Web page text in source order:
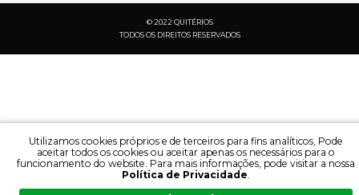
© 2022 QUITÉRIOS
TODOS OS DIREITOS RESERVADOS
PESQUISA:
IDIOMA:
Utilizamos cookies próprios e de terceiros para fins analíticos, Pode
aceitar todos os cookies ou aceitar apenas os necessários para o
funcionamento do website. Para mais informações, pode visitar a nossa
Política de Privacidade.